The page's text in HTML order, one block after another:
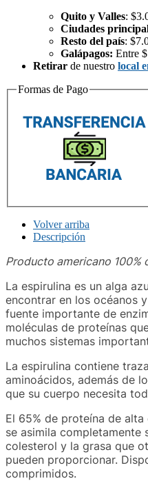
Quito y Valles:
Ciudades
Resto del país:
Galápagos: Entre
Retirar de nuestro local
Formas de Pago
Volver arriba
Descripción
Producto americano 100%
La espirulina es un alga
encontrar en los océanos
fuente importante de
moléculas de proteínas
muchos sistemas
La espirulina contiene
aminoácidos, además de
que su cuerpo necesita
El 65% de proteína de
se asimila completamente
colesterol y la grasa que
pueden proporcionar.
comprimidos.